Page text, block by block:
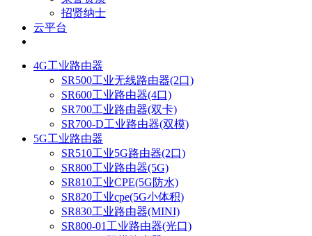
招贤纳士
云平台
4G工业路由器
SR500工业无线路由器(2口)
SR600工业路由器(4口)
SR700工业路由器(双卡)
SR700-D工业路由器(双模)
5G工业路由器
SR510工业5G路由器(2口)
SR800工业路由器(5G)
SR810工业CPE(5G防水)
SR820工业cpe(5G小体积)
SR830工业路由器(MINI)
SR800-01工业路由器(光口)